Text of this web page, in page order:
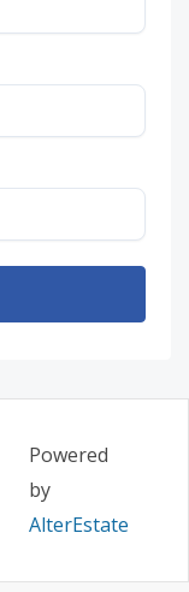
Powered
by
AlterEstate